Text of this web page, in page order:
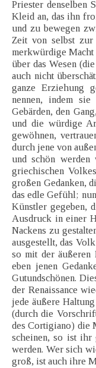
Priester denselben
Kleid an, das ihn
und zu bewegen
Zeit von selbst
merkwürdige Macht
über das Wesen
auch nicht
ganze Erziehung
nennen, indem
Gebärden, den
und die würdige
gewöhnen,
durch jene von
und schön werden
griechischen
großen Gedanken,
das edle Gefühl;
Künstler gegeben,
Ausdruck in einer
Nackens zu
ausgestellt, das
so mit der äußeren
eben jenen
Gutundschönen.
der Renaissance
jede äußere
(durch die
des Cortigiano) die
scheinen, so ist ihr
werden. Wer sich
groß, ist auch ihre